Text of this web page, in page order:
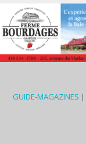
GUIDE-MAGAZINES |